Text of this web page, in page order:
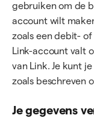
gebruiken om de
account wilt
zoals een debit-
Link-account valt
van Link. Je kunt
zoals beschreven
Je gegevens